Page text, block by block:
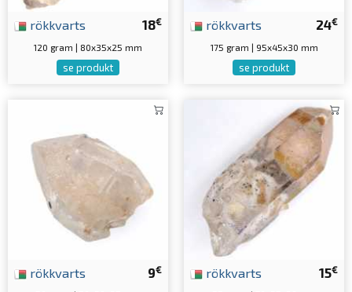
18€
rökkvarts
120 gram | 80x35x25 mm
se produkt
24€
rökkvarts
175 gram | 95x45x30 mm
se produkt
9€
rökkvarts 15€
rökkvarts